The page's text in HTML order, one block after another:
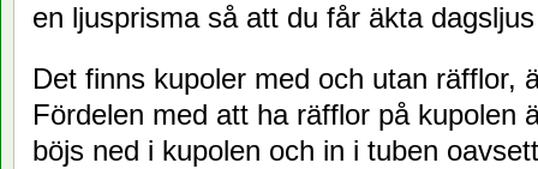
en ljusprisma så att du får äkta
Det finns kupoler med och utan räfflor,
Fördelen med att ha räfflor på kupolen
böjs ned i kupolen och in i tuben